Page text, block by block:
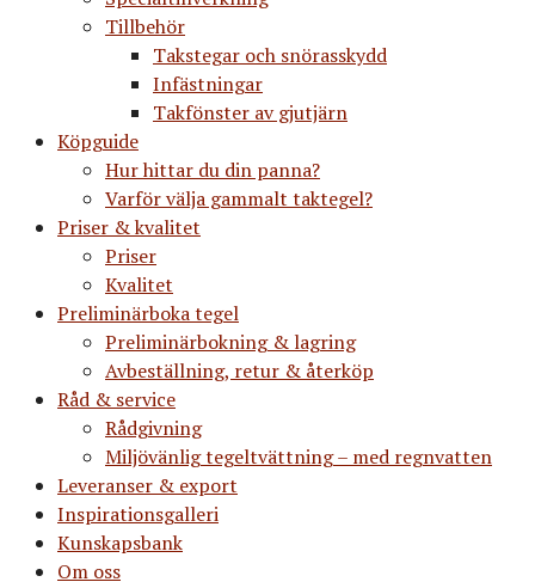
Tillbehör
Takstegar och snörasskydd
Infästningar
Takfönster av gjutjärn
Köpguide
Hur hittar du din panna?
Varför välja gammalt taktegel?
Priser & kvalitet
Priser
Kvalitet
Preliminärboka tegel
Preliminärbokning & lagring
Avbeställning, retur & återköp
Råd & service
Rådgivning
Miljövänlig tegeltvättning – med regnvatten
Leveranser & export
Inspirationsgalleri
Kunskapsbank
Om oss